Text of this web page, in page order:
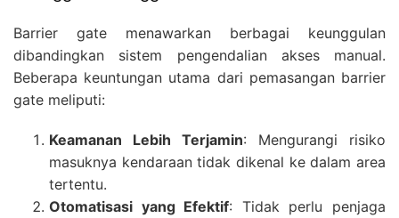
Barrier gate menawarkan berbagai keunggulan
dibandingkan sistem pengendalian akses manual.
Beberapa keuntungan utama dari pemasangan barrier
gate meliputi:
Keamanan Lebih Terjamin: Mengurangi risiko
masuknya kendaraan tidak dikenal ke dalam area
tertentu.
Otomatisasi yang Efektif: Tidak perlu penjaga